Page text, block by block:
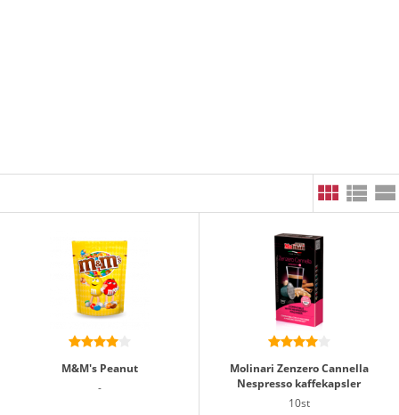
M&M's Peanut
-
Molinari Zenzero Cannella
Nespresso kaffekapsler
10st